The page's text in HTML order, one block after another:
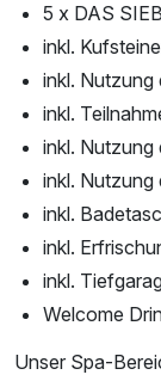
5 x DAS
inkl.
inkl.
inkl.
inkl. Nutzung
inkl. Nutzung
inkl.
inkl.
inkl.
Welcome
Unser Spa-